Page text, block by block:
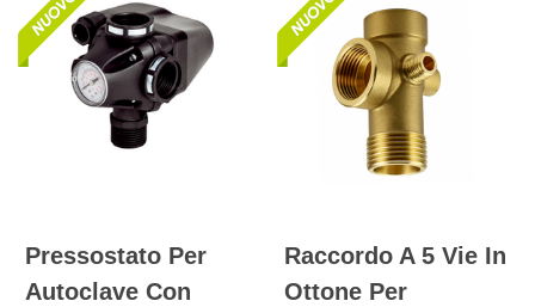
Pressostato Per
Autoclave Con
Raccordo A 5 Vie In
Ottone Per